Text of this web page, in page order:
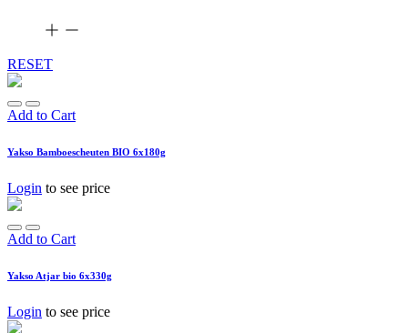
RESET
Add to Cart
Yakso Bamboescheuten BIO 6x180g
Login to see price
Add to Cart
Yakso Atjar bio 6x330g
Login to see price